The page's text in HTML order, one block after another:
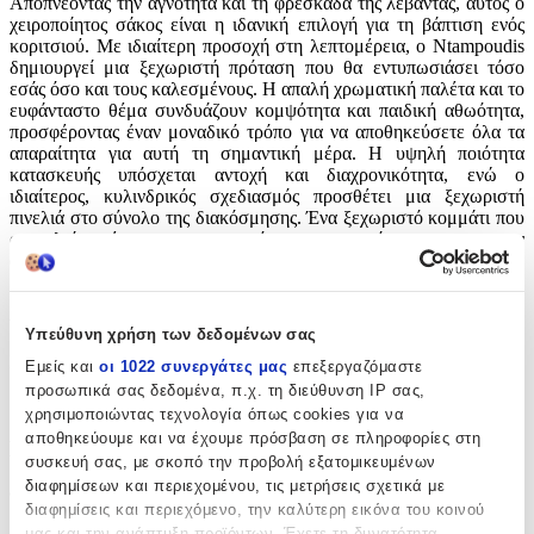
Υπεύθυνη χρήση των δεδομένων σας
Εμείς και οι 1022 συνεργάτες μας επεξεργαζόμαστε
προσωπικά σας δεδομένα, π.χ. τη διεύθυνση IP σας,
χρησιμοποιώντας τεχνολογία όπως cookies για να
αποθηκεύουμε και να έχουμε πρόσβαση σε πληροφορίες στη
συσκευή σας, με σκοπό την προβολή εξατομικευμένων
διαφημίσεων και περιεχομένου, τις μετρήσεις σχετικά με
διαφημίσεις και περιεχόμενο, την καλύτερη εικόνα του κοινού
χειροποίητος σάκος είναι η ιδανική επιλογή για τη βάπτιση ενός
κοριτσιού. Με ιδιαίτερη προσοχή στη λεπτομέρεια, ο Ntampoudis
δημιουργεί μια ξεχωριστή πρόταση που θα εντυπωσιάσει τόσο
εσάς όσο και τους καλεσμένους. Η απαλή χρωματική παλέτα και το
ευφάνταστο θέμα συνδυάζουν κομψότητα και παιδική αθωότητα,
προσφέροντας έναν μοναδικό τρόπο για να αποθηκεύσετε όλα τα
απαραίτητα για αυτή τη σημαντική μέρα. Η υψηλή ποιότητα
κατασκευής υπόσχεται αντοχή και διαχρονικότητα, ενώ ο
ιδιαίτερος, κυλινδρικός σχεδιασμός προσθέτει μια ξεχωριστή
πινελιά στο σύνολο της διακόσμησης. Ένα ξεχωριστό κομμάτι που
αποτελεί υπέροχο αναμνηστικό για το κορίτσι σας και την
οικογένειά σας.
Κατασκευαστής:
Ntampoudis
Βασικά Χαρακτηριστικά
Φύλο: